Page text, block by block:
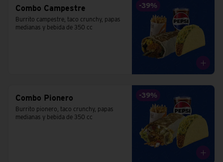
-39%
Combo Campestre
Burrito campestre, taco crunchy, papas
medianas y bebida de 350 cc
-39%
Combo Pionero
Burrito pionero, taco crunchy, papas
medianas y bebida de 350 cc